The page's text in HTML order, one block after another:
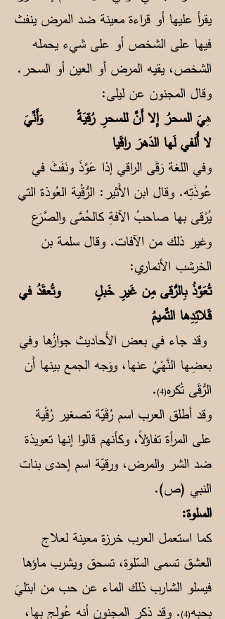
يقرأ عليها أو قراءة معينة ضد المرض ينفث
فيها على الشخص أو على شيء يحمله
الشخص، يقيه المرض أو العين أو السحر.
وقال المجنون عن ليلى:
هِيَ السحرُ إِلا أَنَّ للسحرِ رُقيَةً وَأَنِّيَ
لا أُلفي لَها الدَهرَ راقَيا
وفي اللغة رَقَى الراقي إذا عَوَّذَ ونَفَثَ في
عُوذَتِه. وقال ابن الأَثير: الرُّقْية العُوذة التي
يُرْقى بها صاحبُ الآفةِ كالحُمَّى والصَّرَع
وغير ذلك من الآفات. وقال سلمة بن
الخرشب الأنماري:
تُعَوَّذُ بِالرُّقى مِن غَيرِ خَبلٍ وتُعقَدُ في
قَلائِدِها التَّميمُ
وقد جاء في بعض الأَحاديث جوازُها وفي
بعضِها النَّهْيُ عنها، ووَجه الجمع بينها أَن
الرُّقَى تُكره(4)
.
وقد أطلق العرب اسم رُقَيّة تصغير رُقْية
على المرأة تفاؤلاً، وكأنهم قالوا إنها تعويذة
ضد الشر والمرض، ورقيّة اسم إحدى بنات
النبي (ص).
السلوة:
كما استعمل العرب خرزة معينة لعلاج
العشق تسمى السّلوة، تسحق ويشرب ماؤها
فيسلو الشارب ذلك الماء عن حب من ابتليَ
بحبه(4) . وقد ذكر المجنون أنه عُولج بها،